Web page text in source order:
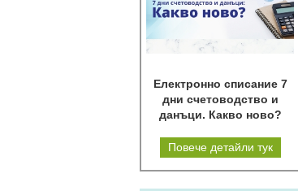
Електронно списание 7
дни счетоводство и
данъци. Какво ново?
Повече детайли тук